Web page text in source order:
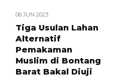
06 JUN 2023
Tiga Usulan Lahan
Alternatif
Pemakaman
Muslim di Bontang
Barat Bakal Diuji